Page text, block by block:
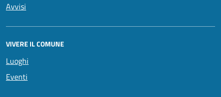
Avvisi
VIVERE IL COMUNE
Luoghi
Eventi